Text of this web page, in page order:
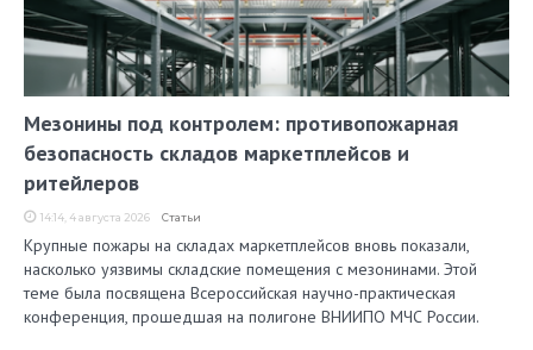
Мезонины под контролем: противопожарная
безопасность складов маркетплейсов и
ритейлеров
14:14, 4 августа 2026 Статьи
Крупные пожары на складах маркетплейсов вновь показали,
насколько уязвимы складские помещения с мезонинами. Этой
теме была посвящена Всероссийская научно-практическая
конференция, прошедшая на полигоне ВНИИПО МЧС России.